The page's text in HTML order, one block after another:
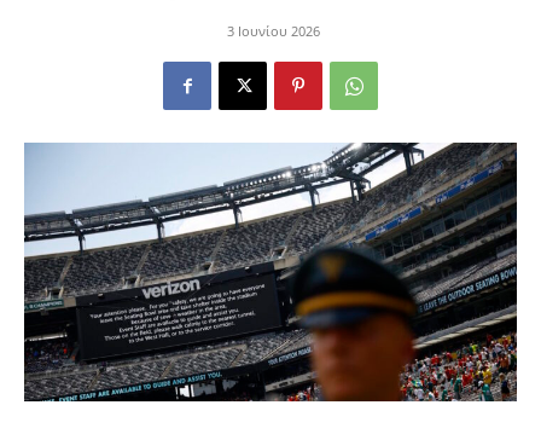
3 Ιουνίου 2026